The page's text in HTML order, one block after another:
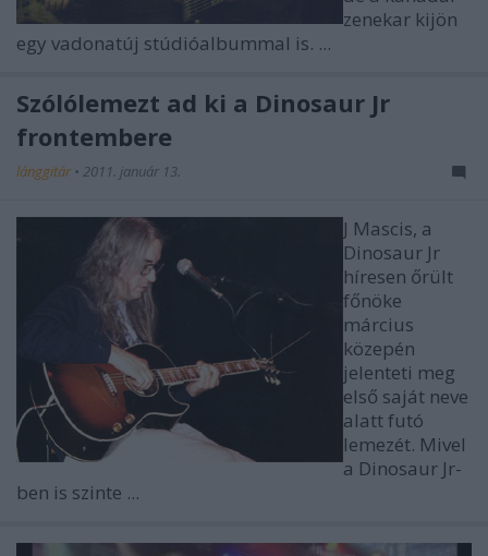
zenekar kijön
egy vadonatúj stúdióalbummal is. ...
Szólólemezt ad ki a Dinosaur Jr
frontembere
lánggitár • 2011. január 13.
J Mascis, a
Dinosaur Jr
híresen őrült
főnöke
március
közepén
jelenteti meg
első saját neve
alatt futó
lemezét. Mivel
a Dinosaur Jr-
ben is szinte ...